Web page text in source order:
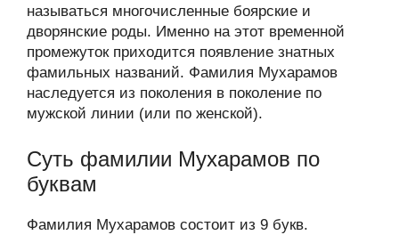
называться многочисленные боярские и
дворянские роды. Именно на этот временной
промежуток приходится появление знатных
фамильных названий. Фамилия Мухарамов
наследуется из поколения в поколение по
мужской линии (или по женской).
Суть фамилии Мухарамов по
буквам
Фамилия Мухарамов состоит из 9 букв.